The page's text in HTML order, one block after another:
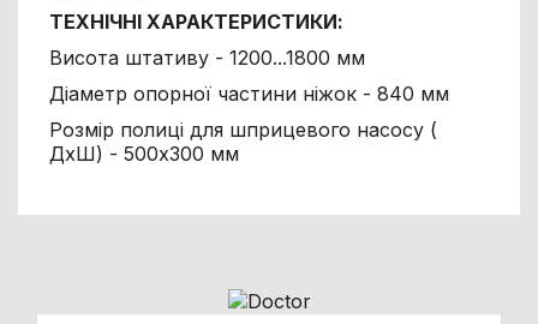
ТЕХНІЧНІ ХАРАКТЕРИСТИКИ:
Висота штативу - 1200...1800 мм
Діаметр опорної частини ніжок - 840 мм
Розмір полиці для шприцевого насосу (
ДхШ) - 500х300 мм